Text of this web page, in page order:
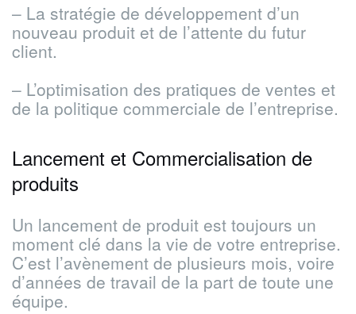
– La stratégie de développement d’un
nouveau produit et de l’attente du futur
client.
– L’optimisation des pratiques de ventes et
de la politique commerciale de l’entreprise.
Lancement et Commercialisation de
produits
Un lancement de produit est toujours un
moment clé dans la vie de votre entreprise.
C’est l’avènement de plusieurs mois, voire
d’années de travail de la part de toute une
équipe.